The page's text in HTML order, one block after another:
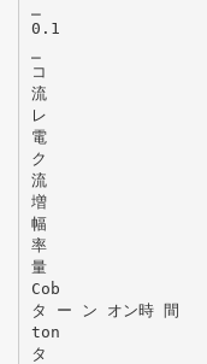
0.1
コ
流
レ
電
ク
流
増
幅
率
量
Cob
タ ー ン オン時 間
ton
タ